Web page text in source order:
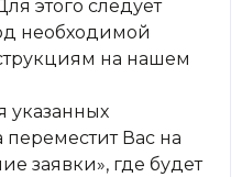
этого следует
необходимой
на нашем
указанных
Вас на
заявки», где будет